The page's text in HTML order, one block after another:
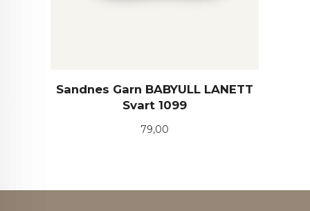
Sandnes Garn BABYULL LANETT
Svart 1099
Pris
79,00